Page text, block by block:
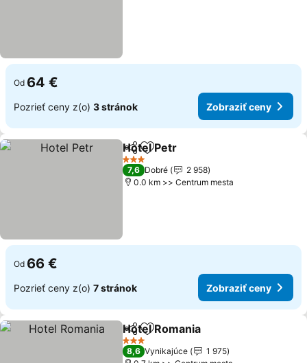
Od 64 €
Pozrieť ceny z(o) 3 stránok Zobraziť ceny
ZdieľaťPridať do obľúbených
Hotel Petr
3 Počet hviezdičiek
7,6 Dobré
2 958
0.0 km >> Centrum mesta
Od 66 €
Pozrieť ceny z(o) 7 stránok Zobraziť ceny
ZdieľaťPridať do obľúbených
Hotel Romania
3 Počet hviezdičiek
8,6 Vynikajúce
1 975